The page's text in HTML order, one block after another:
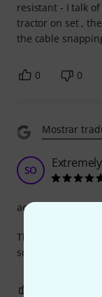
resistant - I talk
tractor on set ,
the cable
0 0
Mostrar
SO
The connectors
so I would
acabamento